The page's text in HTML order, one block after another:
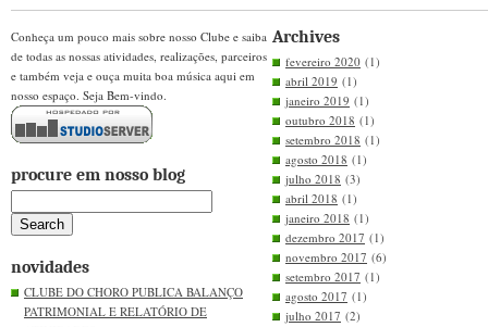
Conheça um pouco mais sobre nosso Clube e saiba
de todas as nossas atividades, realizações, parceiros
e também veja e ouça muita boa música aqui em
nosso espaço. Seja Bem-vindo.
procure em nosso blog
novidades
CLUBE DO CHORO PUBLICA BALANÇO
PATRIMONIAL E RELATÓRIO DE
Archives
fevereiro 2020 (1)
abril 2019 (1)
janeiro 2019 (1)
outubro 2018 (1)
setembro 2018 (1)
agosto 2018 (1)
julho 2018 (3)
abril 2018 (1)
janeiro 2018 (1)
dezembro 2017 (1)
novembro 2017 (6)
setembro 2017 (1)
agosto 2017 (1)
julho 2017 (2)